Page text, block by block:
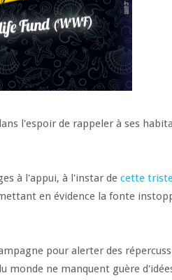
l'espoir de rappeler à ses
à l'appui, à l'instar de cette
en évidence la fonte
pour alerter des
monde ne manquent guère